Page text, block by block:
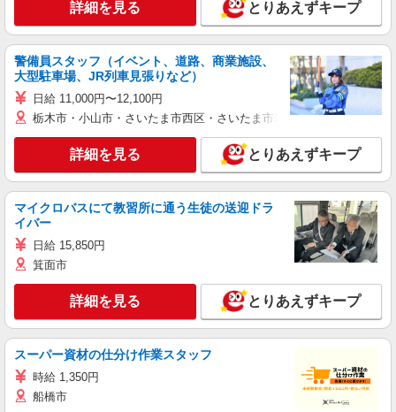
詳細を見る とりあえずキープ
警備員スタッフ（イベント、道路、商業施設、
大型駐車場、JR列車見張りなど）
日給 11,000円〜12,100円
栃木市・小山市・さいたま市西区・さいたま市岩槻区・久喜市・蓮田
詳細を見る とりあえずキープ
マイクロバスにて教習所に通う生徒の送迎ドラ
イバー
日給 15,850円
箕面市
詳細を見る とりあえずキープ
スーパー資材の仕分け作業スタッフ
時給 1,350円
船橋市